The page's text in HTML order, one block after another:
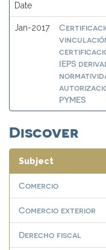
Date
Jan-2017
IEPS
PYMES
Discover
Subject
Comercio
Comercio exterior
Derecho fiscal